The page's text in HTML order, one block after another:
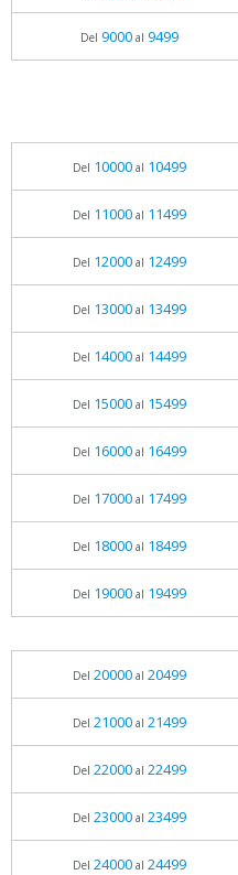
Del 9000al 9499
Del 10000al 10499
Del 11000al 11499
Del 12000al 12499
Del 13000al 13499
Del 14000al 14499
Del 15000al 15499
Del 16000al 16499
Del 17000al 17499
Del 18000al 18499
Del 19000al 19499
Del 20000al 20499
Del 21000al 21499
Del 22000al 22499
Del 23000al 23499
Del 24000al 24499